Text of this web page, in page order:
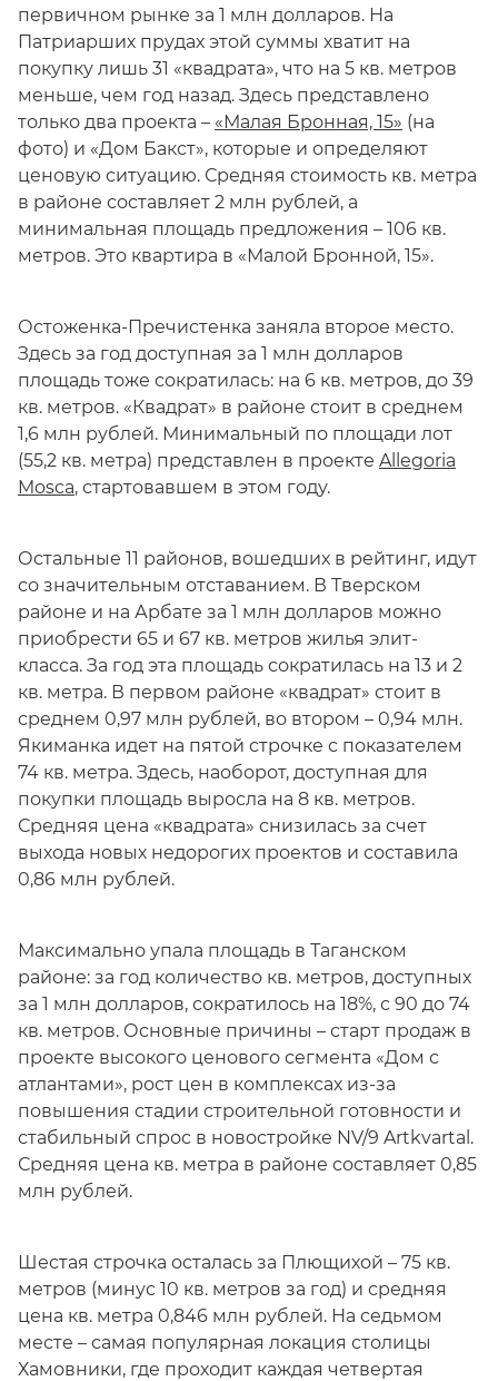
первичном рынке за 1 млн долларов. На
Патриарших прудах этой суммы хватит на
покупку лишь 31 «квадрата», что на 5 кв. метров
меньше, чем год назад. Здесь представлено
только два проекта – «Малая Бронная, 15» (на
фото) и «Дом Бакст», которые и определяют
ценовую ситуацию. Средняя стоимость кв. метра
в районе составляет 2 млн рублей, а
минимальная площадь предложения – 106 кв.
метров. Это квартира в «Малой Бронной, 15».
Остоженка-Пречистенка заняла второе место.
Здесь за год доступная за 1 млн долларов
площадь тоже сократилась: на 6 кв. метров, до 39
кв. метров. «Квадрат» в районе стоит в среднем
1,6 млн рублей. Минимальный по площади лот
(55,2 кв. метра) представлен в проекте Allegoria
Mosca, стартовавшем в этом году.
Остальные 11 районов, вошедших в рейтинг, идут
со значительным отставанием. В Тверском
районе и на Арбате за 1 млн долларов можно
приобрести 65 и 67 кв. метров жилья элит-
класса. За год эта площадь сократилась на 13 и 2
кв. метра. В первом районе «квадрат» стоит в
среднем 0,97 млн рублей, во втором – 0,94 млн.
Якиманка идет на пятой строчке с показателем
74 кв. метра. Здесь, наоборот, доступная для
покупки площадь выросла на 8 кв. метров.
Средняя цена «квадрата» снизилась за счет
выхода новых недорогих проектов и составила
0,86 млн рублей.
Максимально упала площадь в Таганском
районе: за год количество кв. метров, доступных
за 1 млн долларов, сократилось на 18%, с 90 до 74
кв. метров. Основные причины – старт продаж в
проекте высокого ценового сегмента «Дом с
атлантами», рост цен в комплексах из-за
повышения стадии строительной готовности и
стабильный спрос в новостройке NV/9 Artkvartal.
Средняя цена кв. метра в районе составляет 0,85
млн рублей.
Шестая строчка осталась за Плющихой – 75 кв.
метров (минус 10 кв. метров за год) и средняя
цена кв. метра 0,846 млн рублей. На седьмом
месте – самая популярная локация столицы
Хамовники, где проходит каждая четвертая